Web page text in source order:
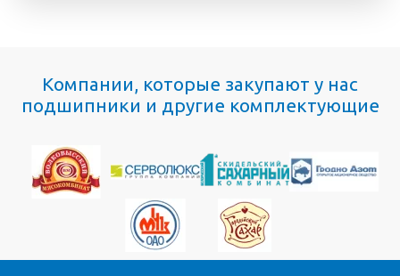
Компании, которые закупают у нас
подшипники и другие комплектующие